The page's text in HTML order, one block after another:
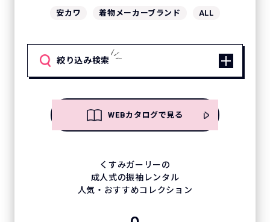
安カワ 着物メーカーブランド ALL
絞り込み検索
WEBカタログで見る
くすみガーリーの
成人式の振袖レンタル
人気・おすすめコレクション